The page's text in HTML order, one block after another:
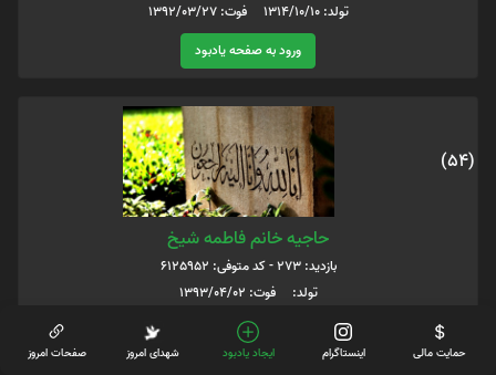
تولد: 1314/10/10 فوت: 1392/03/27
ورود به صفحه یادبود
(54)
حاجیه خانم فاطمه شیخ
بازدید: 273 - کد متوفی: 6125952
تولد: فوت: 1393/04/02
ورود به صفحه یادبود
حمایت مالی اینستاگرام ایجاد یادبود شهدای امروز صفحات امروز